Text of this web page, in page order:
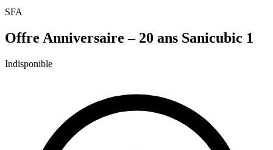
SFA
Offre Anniversaire – 20 ans Sanicubic 1
Indisponible